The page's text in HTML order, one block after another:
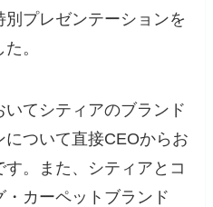
プレゼンテーションを
。
てシティアのブランド
ついて直接CEOからお
。また、シティアとコ
カーペットブランド